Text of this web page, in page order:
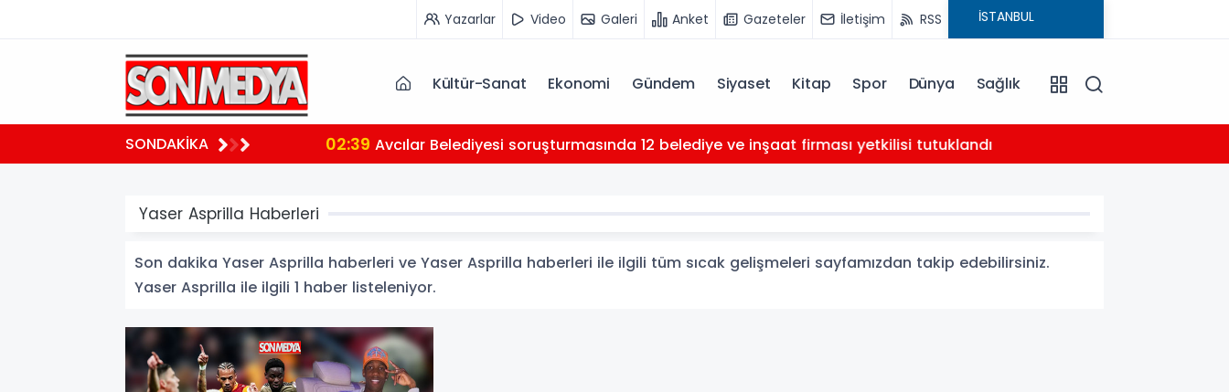
Yazarlar Video Galeri Anket Gazeteler İletişim RSS
Kültür-Sanat Ekonomi Gündem Siyaset Kitap Spor Dünya Sağlık
SONDAKİKA 02:39 Avcılar Belediyesi soruşturmasında 12 belediye ve inşaat firması yetkilisi tutuklandı
Yaser Asprilla Haberleri
Son dakika Yaser Asprilla haberleri ve Yaser Asprilla haberleri ile ilgili tüm sıcak gelişmeleri sayfamızdan takip edebilirsiniz.
Yaser Asprilla ile ilgili 1 haber listeleniyor.